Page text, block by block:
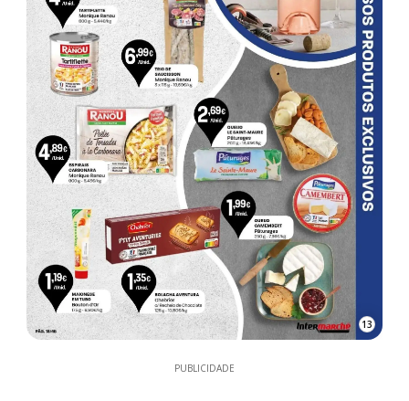
13
PUBLICIDADE